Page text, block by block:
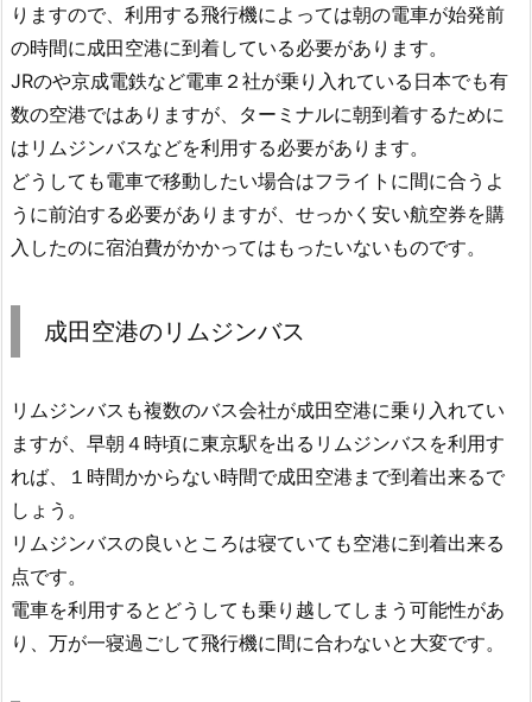
りますので、利用する飛行機によっては朝の電車が始発前
の時間に成田空港に到着している必要があります。
JRのや京成電鉄など電車２社が乗り入れている日本でも有
数の空港ではありますが、ターミナルに朝到着するために
はリムジンバスなどを利用する必要があります。
どうしても電車で移動したい場合はフライトに間に合うよ
うに前泊する必要がありますが、せっかく安い航空券を購
入したのに宿泊費がかかってはもったいないものです。
成田空港のリムジンバス
リムジンバスも複数のバス会社が成田空港に乗り入れてい
ますが、早朝４時頃に東京駅を出るリムジンバスを利用す
れば、１時間かからない時間で成田空港まで到着出来るで
しょう。
リムジンバスの良いところは寝ていても空港に到着出来る
点です。
電車を利用するとどうしても乗り越してしまう可能性があ
り、万が一寝過ごして飛行機に間に合わないと大変です。